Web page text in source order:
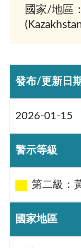
國家/地區
發布/更新日
2026-01-15
警示等級
第二級：
國家地區